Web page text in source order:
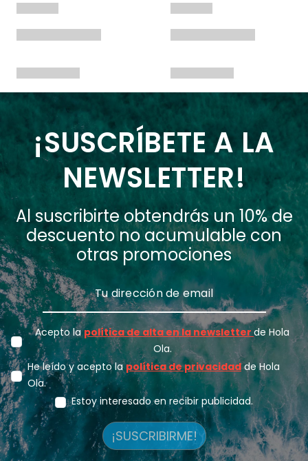
¡SUSCRÍBETE A LA
NEWSLETTER!
Al suscribirte obtendrás un 10% de
descuento no acumulable con
otras promociones
Acepto lapolítica de alta en la newsletter de Hola
Ola.
He leído y acepto lapolítica de privacidadde Hola
Ola.
Estoy interesado en recibir publicidad.
¡SUSCRIBIRME!